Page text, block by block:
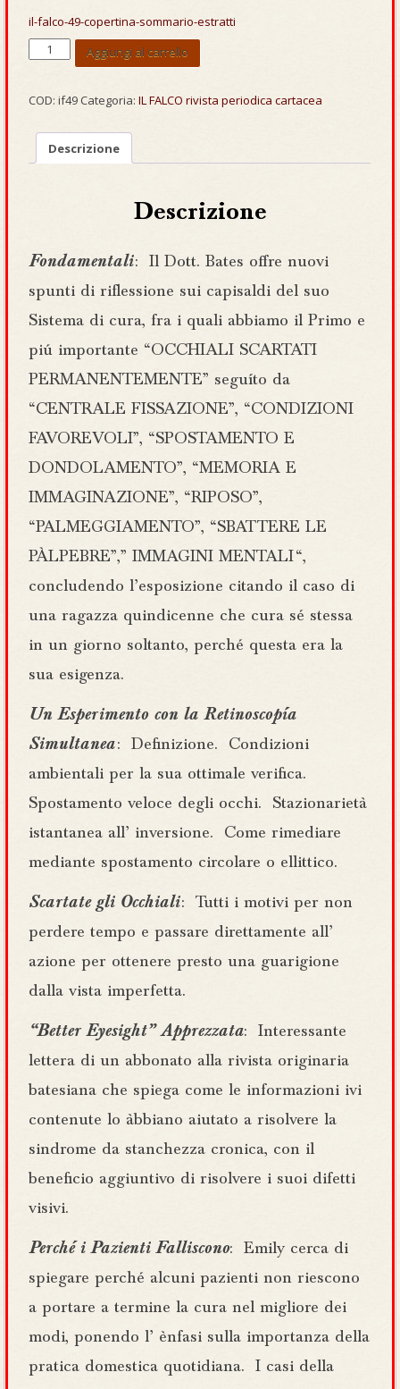
il-falco-49-copertina-sommario-estratti
FALCO”
49
2/3)
quantità
Aggiungi al carrello
COD:if49 Categoria:IL FALCO rivista periodica cartacea
Descrizione
Descrizione
Fondamentali: Il Dott. Bates offre nuovi
spunti di riflessione sui capisaldi del suo
Sistema di cura, fra i quali abbiamo il Primo e
piú importante “OCCHIALI SCARTATI
PERMANENTEMENTE” seguíto da
“CENTRALE FISSAZIONE”, “CONDIZIONI
FAVOREVOLI”, “SPOSTAMENTO E
DONDOLAMENTO”, “MEMORIA E
IMMAGINAZIONE”, “RIPOSO”,
“PALMEGGIAMENTO”, “SBATTERE LE
PÀLPEBRE”,” IMMAGINI MENTALI “,
concludendo l’esposizione citando il caso di
una ragazza quindicenne che cura sé stessa
in un giorno soltanto, perché questa era la
sua esigenza.
Un Esperimento con la Retinoscopía
Simultanea: Definizione. Condizioni
ambientali per la sua ottimale verifica.
Spostamento veloce degli occhi. Stazionarietà
istantanea all’ inversione. Come rimediare
mediante spostamento circolare o ellittico.
Scartate gli Occhiali: Tutti i motivi per non
perdere tempo e passare direttamente all’
azione per ottenere presto una guarigione
dalla vista imperfetta.
“Better Eyesight” Apprezzata: Interessante
lettera di un abbonato alla rivista originaria
batesiana che spiega come le informazioni ivi
contenute lo àbbiano aiutato a risolvere la
sindrome da stanchezza cronica, con il
beneficio aggiuntivo di risolvere i suoi difetti
visivi.
Perché i Pazienti Falliscono: Emily cerca di
spiegare perché alcuni pazienti non riescono
a portare a termine la cura nel migliore dei
modi, ponendo l’ ènfasi sulla importanza della
pratica domestica quotidiana. I casi della